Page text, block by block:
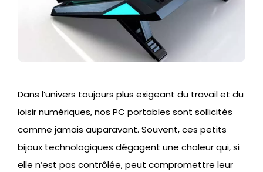
Dans l’univers toujours plus exigeant du travail et du
loisir numériques, nos PC portables sont sollicités
comme jamais auparavant. Souvent, ces petits
bijoux technologiques dégagent une chaleur qui, si
elle n’est pas contrôlée, peut compromettre leur